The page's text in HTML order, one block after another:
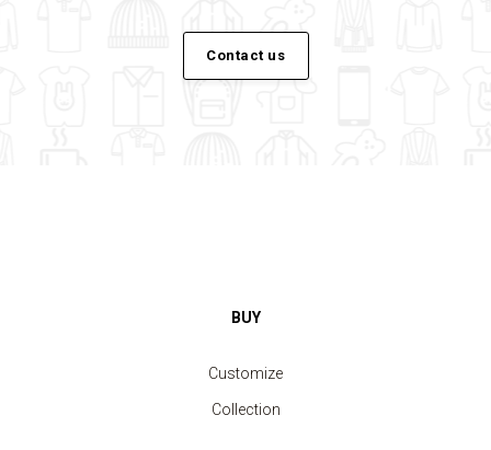
Contact us
BUY
Customize
Collection